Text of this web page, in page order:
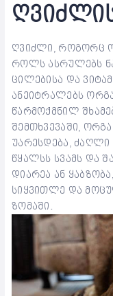
ღვიძლი, როგორც
როლს ასრულებს
ცილებისა და
ანეიტრალებს
წარმოქმნილ
შემთხვევაში,
უარესდება, ძაღლი
წყალსს სვამს და
დიარეა ან
სიყვითლე და
ზომაში.